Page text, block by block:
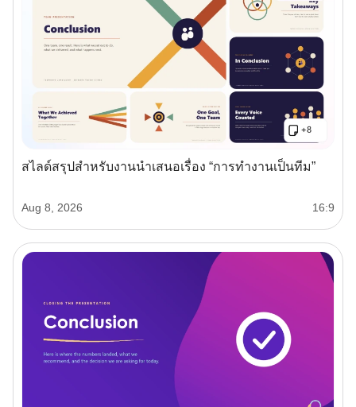
สไลด์สรุปสำหรับงานนำเสนอเรื่อง “การทำงานเป็นทีม”
Aug 8, 2026 16:9